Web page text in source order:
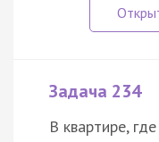
Задача 234
В квартире,